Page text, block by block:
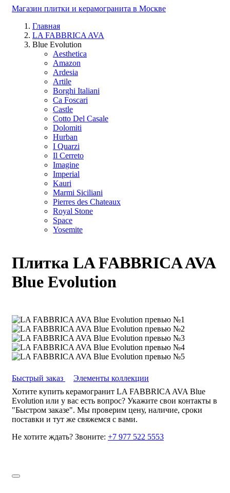
Магазин плитки и керамогранита в Москве
Главная
LA FABBRICA AVA
Blue Evolution
Aesthetica
Amazon
Ardesia
Artile
Borghi Italiani
Ca Foscari
Castle
Cotto Del Casale
Dolomiti
Hurban
I Quarzi
Il Cerreto
Imagine
Imperial
Kauri
Marmi Siciliani
Pierres des Chateaux
Royal Stone
Space
Yosemite
Плитка LA FABBRICA AVA
Blue Evolution
Быстрый заказ
Элементы коллекции
Хотите купить керамогранит LA FABBRICA AVA Blue
Evolution или у вас есть вопрос? Укажите свои контакты в
"Быстром заказе". Мы проверим цену, наличие, сроки
поставки и тут же свяжемся с вами.
Не хотите ждать? Звоните: +7 977 522 5553